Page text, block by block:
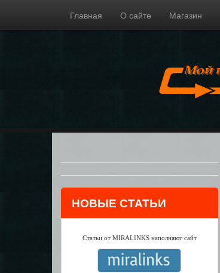
Главная О сайте Магазин
НОВЫЕ СТАТЬИ
Статьи от MIRALINKS наполняют сайт